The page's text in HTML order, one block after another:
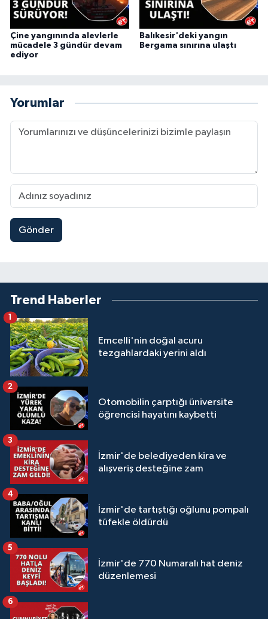
Çine yangınında alevlerle
mücadele 3 gündür devam
ediyor
Balıkesir'deki yangın
Bergama sınırına ulaştı
Yorumlar
Gönder
Trend Haberler
Emcelli'nin doğal acuru
tezgahlardaki yerini aldı
1
Otomobilin çarptığı üniversite
öğrencisi hayatını kaybetti
2
İzmir'de belediyeden kira ve
alışveriş desteğine zam
3
İzmir'de tartıştığı oğlunu pompalı
tüfekle öldürdü
4
İzmir'de 770 Numaralı hat deniz
düzenlemesi
5
6